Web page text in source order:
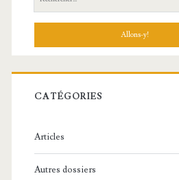
e
h
r
c
:
CATÉGORIES
Articles
Autres dossiers